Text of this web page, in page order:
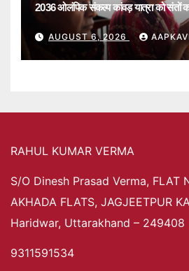
2036 ओलंपिक संकल्प कांवड़ यात्रा को संतों का
AUGUST 6, 2026
RAHUL KUMAR VERMA
S/O Dinesh Prasad Verma, FLAT
AKHADA FLATS, JAGJEETPUR
Haridwar, Uttarakhand – 249408
9311591534